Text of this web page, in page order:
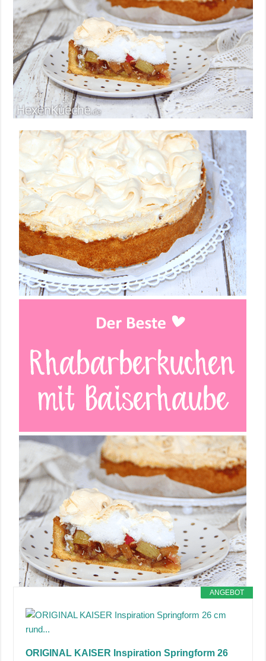
ANGEBOT
ORIGINAL KAISER Inspiration Springform 26